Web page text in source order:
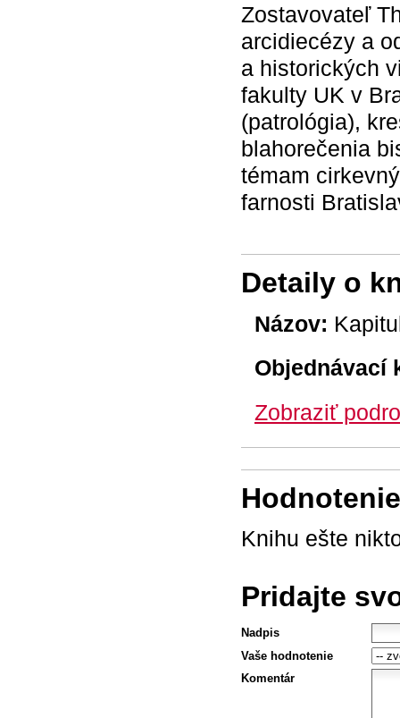
Zostavovateľ
arcidiecézy a
a historických
fakulty UK v
(patrológia),
blahorečenia
témam
farnosti
Detaily o
Názov:
Objednávací
Zobraziť
Knihu ešte
Pridajte
Nadpis
Vaše hodnotenie
Komentár